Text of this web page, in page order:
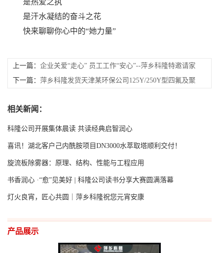
是热爱之执
是汗水凝结的奋斗之花
快来聊聊你心中的“她力量”
上一篇： 企业关爱“走心” 员工工作“安心”--萍乡科隆特邀请家
庭教育专家走进企业讲堂
下一篇： 萍乡科隆发货天津某环保公司125Y/250Y型四氟及聚
相关新闻：
科隆公司开展集体晨读 共读经典启智润心
喜讯！湖北客户己内酰胺项目DN3000水萃取塔顺利交付！
旋流板除雾器：原理、结构、性能与工程应用
书香润心 ·“愈”见美好 | 科隆公司读书分享大赛圆满落幕
灯火良宵，匠心共圆｜萍乡科隆祝您元宵安康
产品展示